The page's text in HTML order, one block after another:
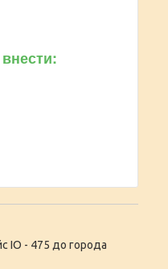
IO - 475 до города